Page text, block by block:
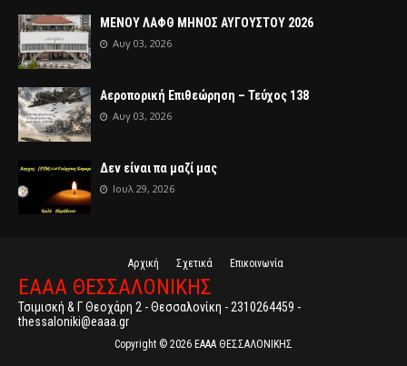
ΜΕΝΟΥ ΛΑΦΘ ΜΗΝΟΣ ΑΥΓΟΥΣΤΟΥ 2026
Αυγ 03, 2026
Αεροπορική Επιθεώρηση – Τεύχος 138
Αυγ 03, 2026
Δεν είναι πα μαζί μας
Ιουλ 29, 2026
Αρχική Σχετικά Επικοινωνία
ΕΑΑΑ ΘΕΣΣΑΛΟΝΙΚΗΣ
Τσιμισκή & Γ Θεοχάρη 2 - Θεσσαλονίκη - 2310264459 -
thessaloniki@eaaa.gr
Copyright © 2026 ΕΑΑΑ ΘΕΣΣΑΛΟΝΙΚΗΣ